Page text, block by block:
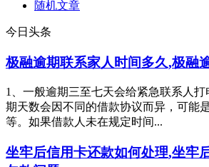
随机文章
今日头条
极融逾期联系家人时间多久,极融
1、一般逾期三至七天会给紧急联系人
期天数会因不同的借款协议而异，可能
等。如果借款人未在规定时间...
坐牢后信用卡还款如何处理,坐牢